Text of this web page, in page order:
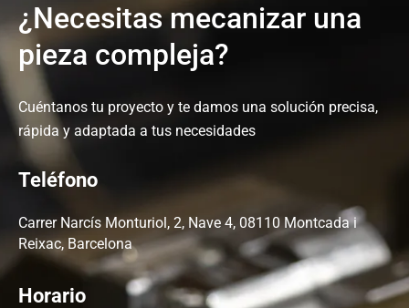
¿Necesitas mecanizar una
pieza compleja?
Cuéntanos tu proyecto y te damos una solución precisa,
rápida y adaptada a tus necesidades
Teléfono
Carrer Narcís Monturiol, 2, Nave 4, 08110 Montcada i
Reixac, Barcelona
Horario